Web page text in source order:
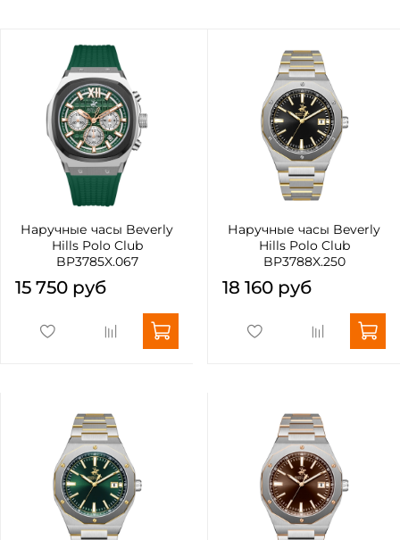
Наручные часы Beverly
Hills Polo Club
BP3785X.067
15 750 руб
Наручные часы Beverly
Hills Polo Club
BP3788X.250
18 160 руб